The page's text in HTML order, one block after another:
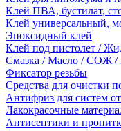
Клей ПВА, бустилат,
Клей универсальный,
Эпоксидный клей
Клей под пистолет /
Смазка / Масло / СОЖ /
Фиксатор резьбы
Средства для очистки
Антифриз для систем
Лакокрасочные
Антисептики и